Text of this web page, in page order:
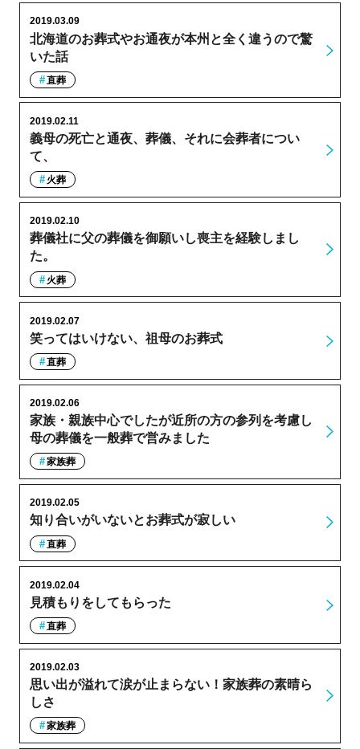
北海道のお葬式やお通夜が本州と全く違うので驚
いた話
2019.03.09
直葬
義母の死亡と通夜、葬儀、それに会葬者につい
て、
2019.02.11
火葬
葬儀社に父の葬儀を御願いし喪主を経験しまし
た。
2019.02.10
火葬
笑ってはいけない、祖母のお葬式
2019.02.07
直葬
家族・親族中心でしたが近所の方の参列を考慮し
母の葬儀を一般葬で営みました
2019.02.06
家族葬
知り合いがいないとお葬式が寂しい
2019.02.05
直葬
見積もりをしてもらった
2019.02.04
直葬
思い出が溢れて涙が止まらない！家族葬の素晴ら
しさ
2019.02.03
家族葬